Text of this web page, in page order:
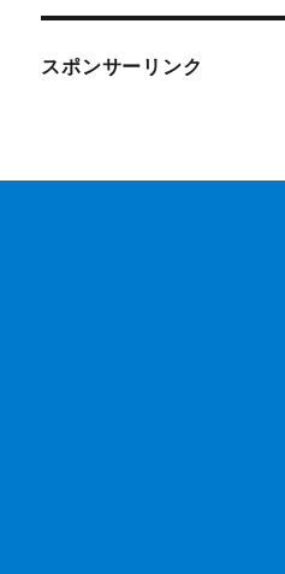
スポンサーリンク